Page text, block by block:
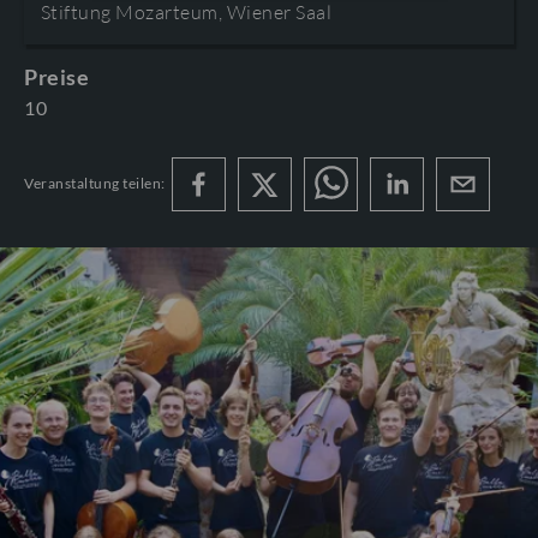
Stiftung Mozarteum, Wiener Saal
Preise
10
Veranstaltung teilen: